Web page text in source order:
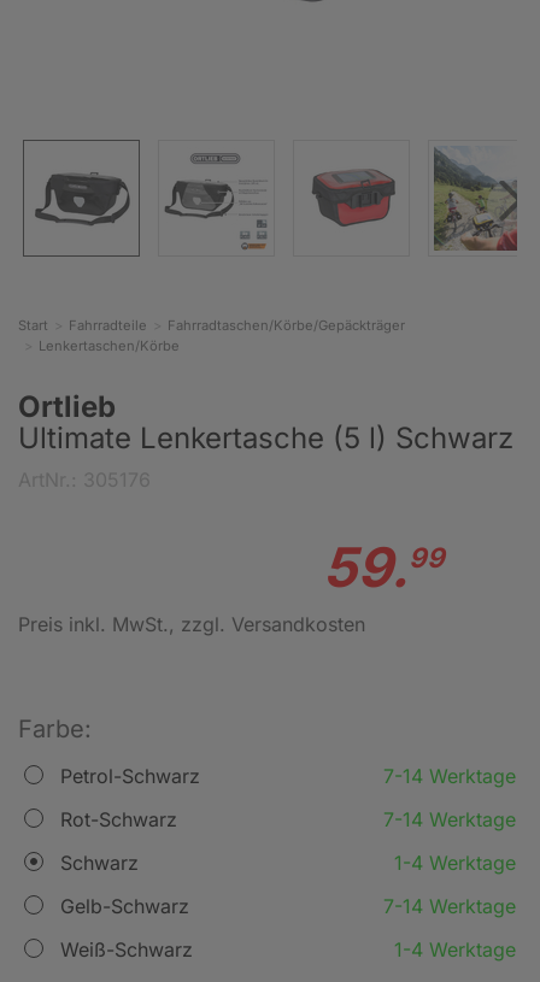
Start Fahrradteile
Fahrradtaschen/Körbe/Gepäckträger
Lenkertaschen/Körbe
Ortlieb
Ultimate Lenkertasche (5 l) Schwarz
59.99
Preis inkl. MwSt., zzgl. Versandkosten
Farbe:
Petrol-Schwarz
7-14 Werktage
Rot-Schwarz
7-14 Werktage
Schwarz
1-4 Werktage
Gelb-Schwarz
7-14 Werktage
Weiß-Schwarz
1-4 Werktage